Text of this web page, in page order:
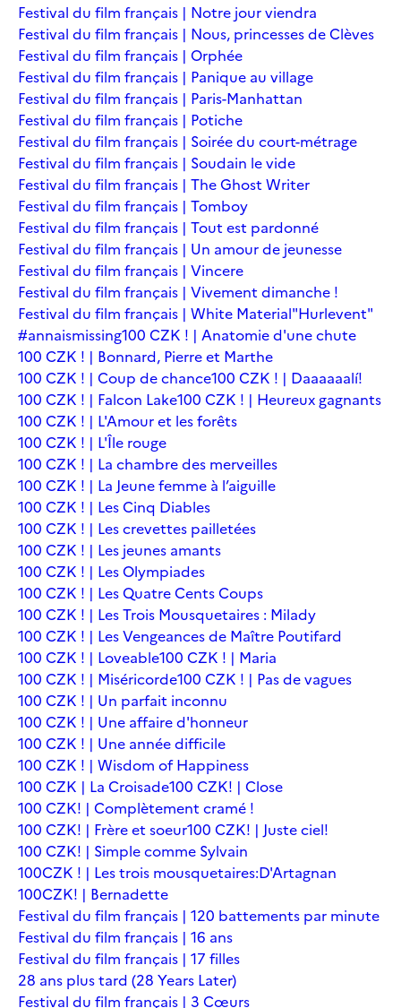
Festival du film français | Notre jour viendra
Festival du film français | Nous, princesses de Clèves
Festival du film français | Orphée
Festival du film français | Panique au village
Festival du film français | Paris-Manhattan
Festival du film français | Potiche
Festival du film français | Soirée du court-métrage
Festival du film français | Soudain le vide
Festival du film français | The Ghost Writer
Festival du film français | Tomboy
Festival du film français | Tout est pardonné
Festival du film français | Un amour de jeunesse
Festival du film français | Vincere
Festival du film français | Vivement dimanche !
Festival du film français | White Material"Hurlevent"
#annaismissing100 CZK ! | Anatomie d'une chute
100 CZK ! | Bonnard, Pierre et Marthe
100 CZK ! | Coup de chance100 CZK ! | Daaaaaalí!
100 CZK ! | Falcon Lake100 CZK ! | Heureux gagnants
100 CZK ! | L'Amour et les forêts
100 CZK ! | L'Île rouge
100 CZK ! | La chambre des merveilles
100 CZK ! | La Jeune femme à l’aiguille
100 CZK ! | Les Cinq Diables
100 CZK ! | Les crevettes pailletées
100 CZK ! | Les jeunes amants
100 CZK ! | Les Olympiades
100 CZK ! | Les Quatre Cents Coups
100 CZK ! | Les Trois Mousquetaires : Milady
100 CZK ! | Les Vengeances de Maître Poutifard
100 CZK ! | Loveable100 CZK ! | Maria
100 CZK ! | Miséricorde100 CZK ! | Pas de vagues
100 CZK ! | Un parfait inconnu
100 CZK ! | Une affaire d'honneur
100 CZK ! | Une année difficile
100 CZK ! | Wisdom of Happiness
100 CZK | La Croisade100 CZK! | Close
100 CZK! | Complètement cramé !
100 CZK! | Frère et soeur100 CZK! | Juste ciel!
100 CZK! | Simple comme Sylvain
100CZK ! | Les trois mousquetaires:D'Artagnan
100CZK! | Bernadette
Festival du film français | 120 battements par minute
Festival du film français | 16 ans
Festival du film français | 17 filles
28 ans plus tard (28 Years Later)
Festival du film français | 3 Cœurs